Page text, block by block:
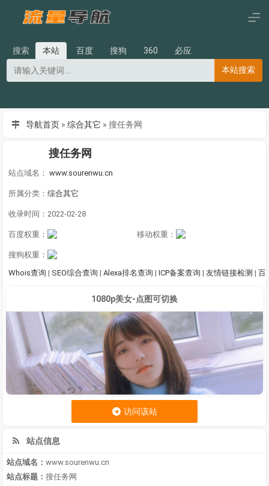
搜索 本站 百度 搜狗 360
必应
本站搜索
导航首页 » 综合其它 » 搜任务网
搜任务网
站点域名： www.sourenwu.cn
所属分类： 综合其它
收录时间：2022-02-28
百度权重： 移动权重：
搜狗权重：
Whois查询 | SEO综合查询 | Alexa排名查询 | ICP备案查询 | 友情链接检测 | 百
1080p美女-点图可切换
访问该站
站点信息
站点域名： www.sourenwu.cn
站点标题： 搜任务网